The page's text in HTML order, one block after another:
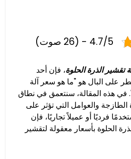
4.7/5 - (26 صوت)
تقشير الذرة الحلوة، فإن أحد
على البال هو "ما هو سعر آلة
في هذه المقالة، سنتعمق في نطاق
والعوامل التي تؤثر على
فرديًا أو عميلاً تجاريًا، فإن
الحلوة بأسعار معقولة لتقشير